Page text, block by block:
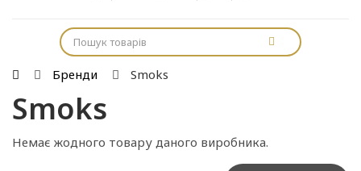
Бренди Smoks
Smoks
Немає жодного товару даного виробника.